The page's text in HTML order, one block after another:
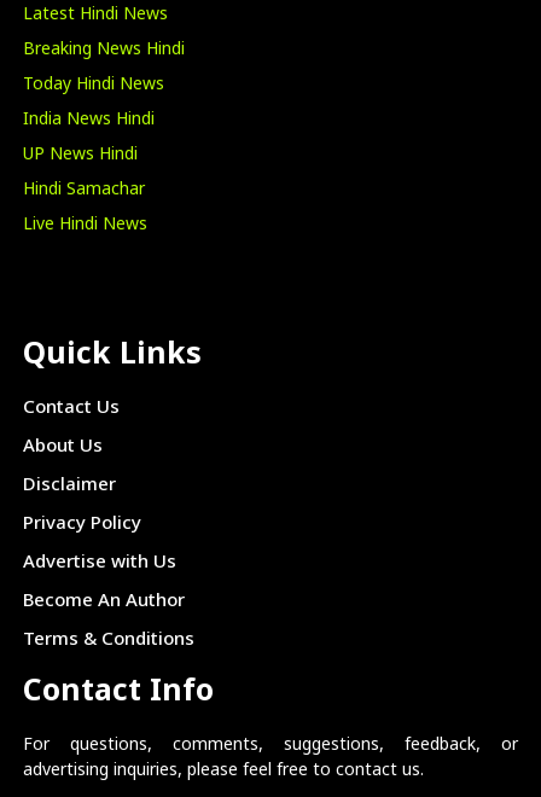
Latest Hindi News
Breaking News Hindi
Today Hindi News
India News Hindi
UP News Hindi
Hindi Samachar
Live Hindi News
Quick Links
Contact Us
About Us
Disclaimer
Privacy Policy
Advertise with Us
Become An Author
Terms & Conditions
Contact Info
For questions, comments, suggestions, feedback, or
advertising inquiries, please feel free to contact us.